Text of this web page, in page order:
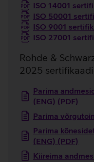
ISO 14001
ISO 50001
ISO 9001
ISO 27001
Rohde &
2025
Parima
(ENG) (PDF)
Parima
Parima
(ENG) (PDF)
Kiireima